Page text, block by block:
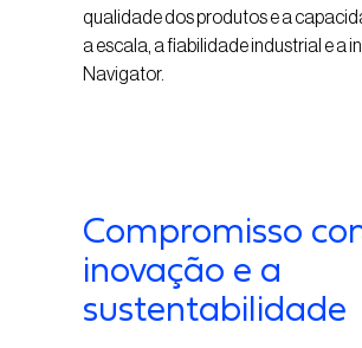
qualidade dos produtos e a
a escala, a fiabilidade industrial e a
Navigator.
Compromisso
inovação e a
sustentabilidade